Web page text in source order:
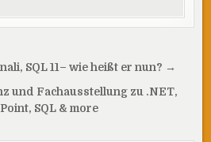
SQL 11– wie heißt er nun? →
und Fachausstellung zu .NET,
SQL & more